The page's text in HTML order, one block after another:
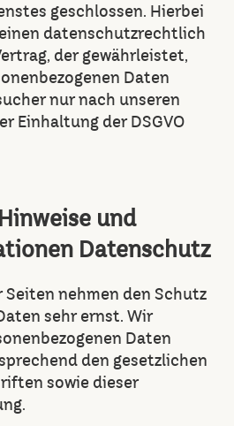
geschlossen. Hierbei
datenschutzrechtlich
der gewährleistet,
Daten
nur nach unseren
Einhaltung der DSGVO
und
Datenschutz
Seiten nehmen den Schutz
sehr ernst. Wir
Daten
den gesetzlichen
sowie dieser